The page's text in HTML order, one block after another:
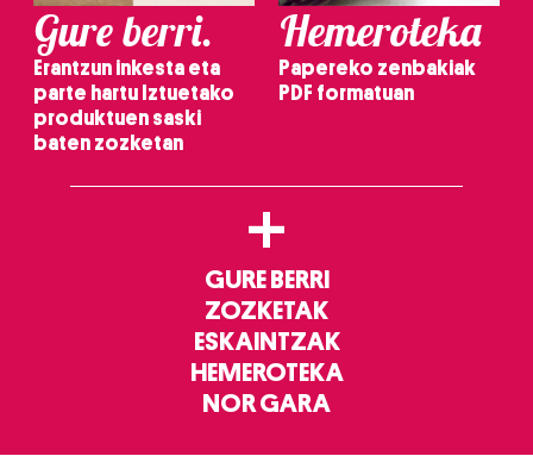
Gure berri.
Erantzun inkesta eta
parte hartu Iztuetako
produktuen saski
baten zozketan
Hemeroteka
Papereko zenbakiak
PDF formatuan
+
GURE BERRI
ZOZKETAK
ESKAINTZAK
HEMEROTEKA
NOR GARA